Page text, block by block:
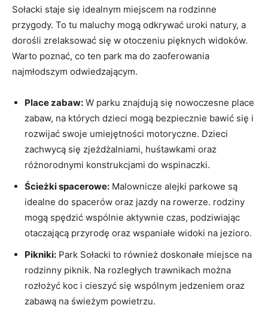
Sołacki staje ‌się idealnym miejscem na rodzinne
przygody. To tu​ maluchy mogą⁢ odkrywać ⁣uroki natury, a
dorośli zrelaksować się w ‌otoczeniu pięknych​ widoków.
Warto poznać, co⁢ ten park ma do zaoferowania
najmłodszym odwiedzającym.
Place ⁢zabaw: W parku znajdują się‌ nowoczesne ‌place
zabaw,‌ na których ⁤dzieci mogą bezpiecznie bawić‌ się i
rozwijać swoje​ umiejętności motoryczne. Dzieci
zachwycą się zjeżdżalniami, huśtawkami oraz
różnorodnymi konstrukcjami do wspinaczki.
Ścieżki spacerowe: Malownicze alejki parkowe ​są
idealne do spacerów oraz jazdy na rowerze. rodziny
mogą spędzić wspólnie aktywnie czas, podziwiając⁣
otaczającą przyrodę oraz wspaniałe widoki na ⁤jezioro.
Pikniki: Park Sołacki to również doskonałe miejsce na
rodzinny piknik. Na rozległych ​trawnikach ⁢można​
rozłożyć koc i cieszyć się‍ wspólnym jedzeniem oraz
zabawą ‌na świeżym powietrzu.